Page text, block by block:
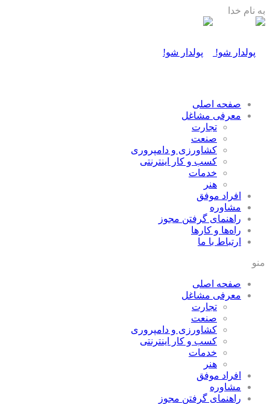
به نام خدا
صفحه اصلی
معرفی مشاغل
تجارت
صنعت
كشاورزی و دامپروری
كسب و كار اينترنتی
خدمات
هنر
افراد موفق
مشاوره
راهنمای گرفتن مجوز
راه‌ها و كارها
ارتباط با ما
منو
صفحه اصلی
معرفی مشاغل
تجارت
صنعت
كشاورزی و دامپروری
كسب و كار اينترنتی
خدمات
هنر
افراد موفق
مشاوره
راهنمای گرفتن مجوز